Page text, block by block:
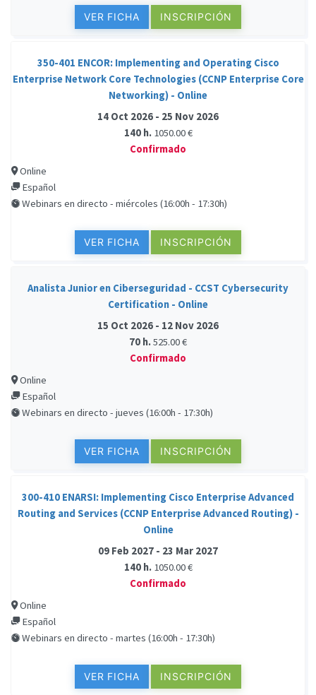
VER FICHA INSCRIPCIÓN
350-401 ENCOR: Implementing and Operating Cisco
Enterprise Network Core Technologies (CCNP Enterprise Core
Networking) - Online
14 Oct 2026 - 25 Nov 2026
140 h. 1050.00 €
Confirmado
Online
Español
Webinars en directo - miércoles (16:00h - 17:30h)
VER FICHA INSCRIPCIÓN
Analista Junior en Ciberseguridad - CCST Cybersecurity
Certification - Online
15 Oct 2026 - 12 Nov 2026
70 h.525.00 €
Confirmado
Online
Español
Webinars en directo - jueves (16:00h - 17:30h)
VER FICHA INSCRIPCIÓN
300-410 ENARSI: Implementing Cisco Enterprise Advanced
Routing and Services (CCNP Enterprise Advanced Routing) -
Online
09 Feb 2027 - 23 Mar 2027
140 h. 1050.00 €
Confirmado
Online
Español
Webinars en directo - martes (16:00h - 17:30h)
VER FICHA INSCRIPCIÓN